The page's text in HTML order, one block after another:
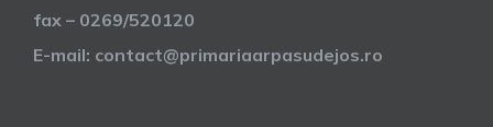
fax – 0269/520120
E-mail: contact@primariaarpasudejos.ro